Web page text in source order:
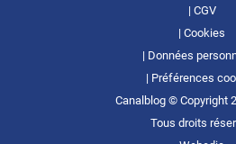
CGV
Cookies
Données
Préférences
Canalblog © Copyright
Tous droits